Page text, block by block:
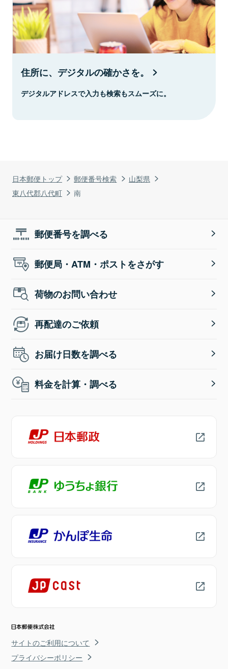
日本郵便トップ 郵便番号検索
山梨県
東八代郡八代町
南
住所に、デジタルの確かさを。
デジタルアドレスで入力も検索もスムーズに。
郵便番号を調べる
郵便局・ATM・ポストをさがす
荷物のお問い合わせ
再配達のご依頼
お届け日数を調べる
料金を計算・調べる
サイトのご利用について
プライバシーポリシー